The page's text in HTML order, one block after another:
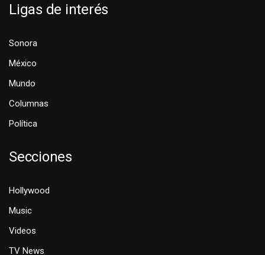
Ligas de interés
Sonora
México
Mundo
Columnas
Política
Secciones
Hollywood
Music
Videos
TV News